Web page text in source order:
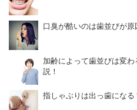
口臭が酷いのは歯並びが
加齢によって歯並びは変
説！
指しゃぶりは出っ歯にな